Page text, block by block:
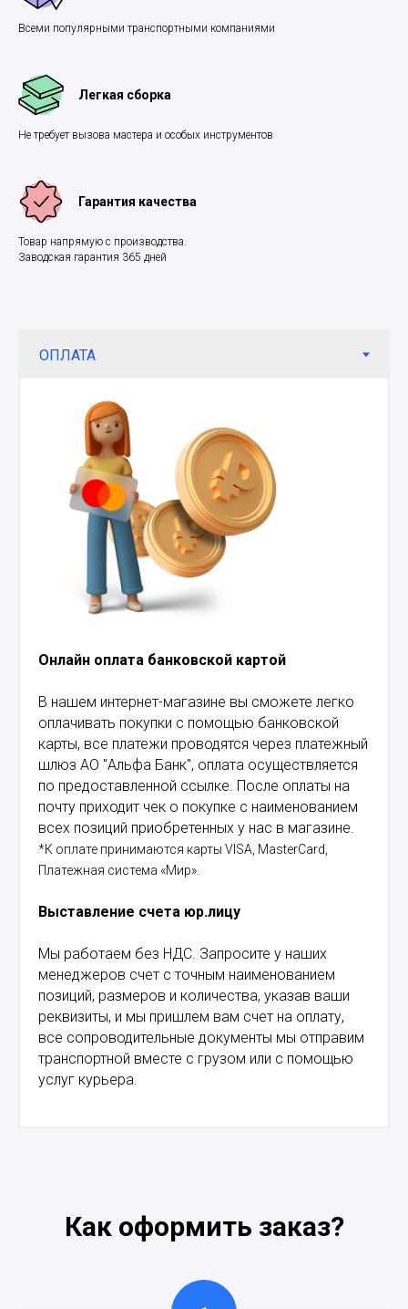
Всеми популярными транспортными компаниями
Легкая сборка
Не требует вызова мастера и особых инструментов
Гарантия качества
Товар напрямую с производства.
Заводская гарантия 365 дней
Онлайн оплата банковской картой
В нашем интернет-магазине вы сможете легко
оплачивать покупки с помощью банковской
карты, все платежи проводятся через платежный
шлюз АО "Альфа Банк", оплата осуществляется
по предоставленной ссылке. После оплаты на
почту приходит чек о покупке с наименованием
всех позиций приобретенных у нас в магазине.
*К оплате принимаются карты VISA, MasterCard,
Платежная система «Мир».
Выставление счета юр.лицу
Мы работаем без НДС. Запросите у наших
менеджеров счет с точным наименованием
позиций, размеров и количества, указав ваши
реквизиты, и мы пришлем вам счет на оплату,
все сопроводительные документы мы отправим
транспортной вместе с грузом или с помощью
услуг курьера.
Как оформить заказ?